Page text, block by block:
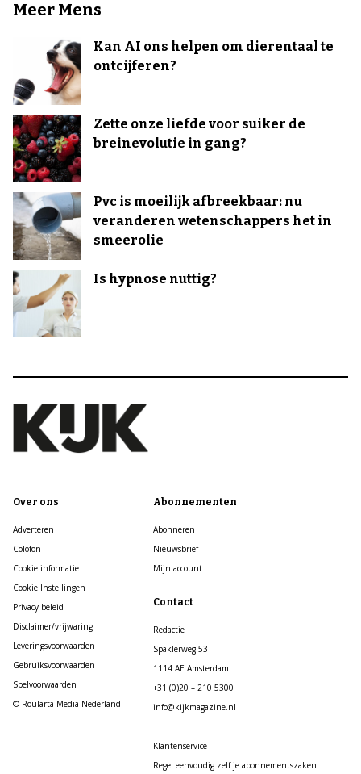
Meer Mens
Kan AI ons helpen om dierentaal te
ontcijferen?
Zette onze liefde voor suiker de
breinevolutie in gang?
Pvc is moeilijk afbreekbaar: nu
veranderen wetenschappers het in
smeerolie
Is hypnose nuttig?
Over ons
Adverteren
Colofon
Cookie informatie
Cookie Instellingen
Privacy beleid
Disclaimer/vrijwaring
Leveringsvoorwaarden
Gebruiksvoorwaarden
Spelvoorwaarden
© Roularta Media Nederland
Abonnementen
Abonneren
Nieuwsbrief
Mijn account
Contact
Redactie
Spaklerweg 53
1114 AE Amsterdam
+31 (0)20 – 210 5300
info@kijkmagazine.nl
Klantenservice
Regel eenvoudig zelf je abonnementszaken